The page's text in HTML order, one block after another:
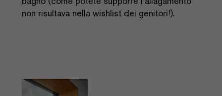
non risultava nella wishlist dei genitori!).